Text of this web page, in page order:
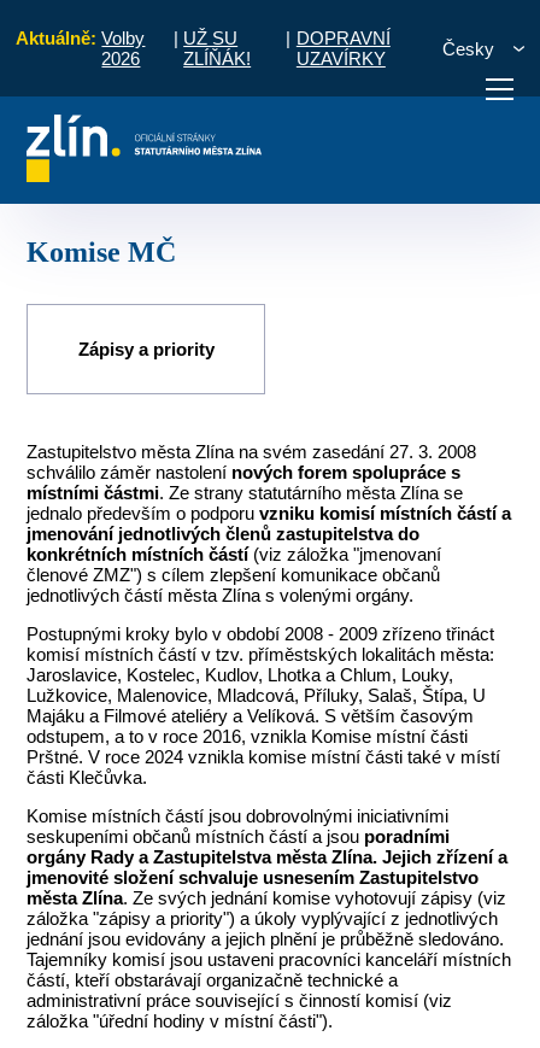
Aktuálně: Volby
2026
| UŽ SU
ZLÍŇÁK!
| DOPRAVNÍ
UZAVÍRKY
Česky
vyřídit
Komise MČ
Zápisy a priority
Zastupitelstvo města Zlína na svém zasedání 27. 3. 2008
schválilo záměr nastolení nových forem spolupráce s
místními částmi. Ze strany statutárního města Zlína se
jednalo především o podporuvzniku komisí místních částí a
jmenování jednotlivých členů zastupitelstva do
konkrétních místních částí(viz záložka "jmenovaní
členovéZMZ") s cílem zlepšení komunikace občanů
jednotlivých částí města Zlína s volenými orgány.
Postupnými kroky bylo v období 2008 - 2009 zřízeno třináct
komisí místních částí v tzv. příměstských lokalitách města:
Jaroslavice, Kostelec, Kudlov, Lhotka a Chlum, Louky,
Lužkovice, Malenovice, Mladcová, Příluky, Salaš, Štípa, U
Majáku a Filmové ateliéry a Velíková. S větším časovým
odstupem, a to v roce 2016, vznikla Komise místní části
Prštné. V roce 2024 vznikla komise místní části také v místí
části Klečůvka.
Komise místních částí jsou dobrovolnými iniciativními
seskupeními občanů místních částí a jsou poradními
orgány Rady a Zastupitelstva města Zlína. Jejich zřízení a
jmenovité složení schvaluje usnesením Zastupitelstvo
města Zlína. Ze svých jednání komise vyhotovují zápisy (viz
záložka "zápisy a priority") a úkoly vyplývající z jednotlivých
jednání jsou evidovány a jejich plnění je průběžně sledováno.
Tajemníky komisí jsou ustaveni pracovníci kanceláří místních
částí, kteří obstarávají organizačně technické a
administrativní práce související s činností komisí (viz
záložka "úřední hodiny v místní části").